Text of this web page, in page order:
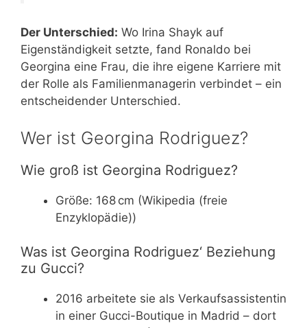
Der Unterschied: Wo Irina Shayk auf
Eigenständigkeit setzte, fand Ronaldo bei
Georgina eine Frau, die ihre eigene Karriere mit
der Rolle als Familienmanagerin verbindet – ein
entscheidender Unterschied.
Wer ist Georgina Rodriguez?
Wie groß ist Georgina Rodriguez?
Größe: 168 cm (Wikipedia (freie
Enzyklopädie))
Was ist Georgina Rodriguez‘ Beziehung
zu Gucci?
2016 arbeitete sie als Verkaufsassistentin
in einer Gucci-Boutique in Madrid – dort